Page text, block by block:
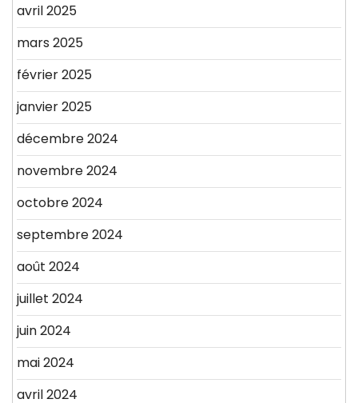
avril 2025
mars 2025
février 2025
janvier 2025
décembre 2024
novembre 2024
octobre 2024
septembre 2024
août 2024
juillet 2024
juin 2024
mai 2024
avril 2024